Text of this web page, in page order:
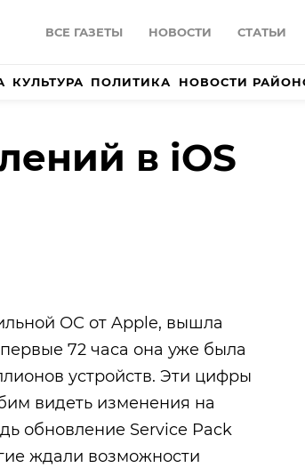
ВСЕ ГАЗЕТЫ НОВОСТИ СТАТЬИ
КУЛЬТУРА ПОЛИТИКА НОВОСТИ
в iOS
ОС от Apple, вышла
72 часа она уже была
устройств. Эти цифры
видеть изменения на
обновление Service Pack
ждали возможности